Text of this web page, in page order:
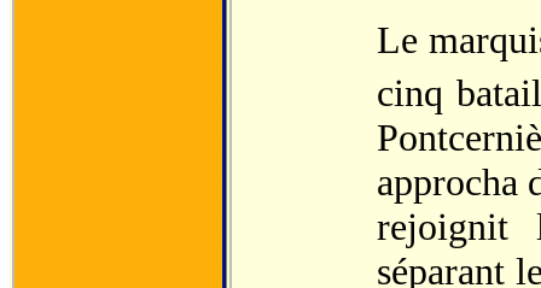
Le
cinq
approcha
rejoignit
séparant